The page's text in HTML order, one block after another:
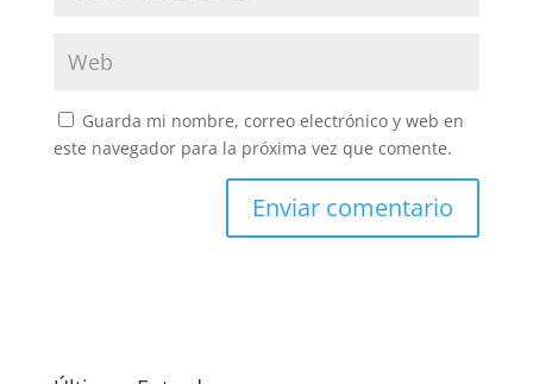
Guarda mi nombre, correo electrónico y web en
este navegador para la próxima vez que comente.